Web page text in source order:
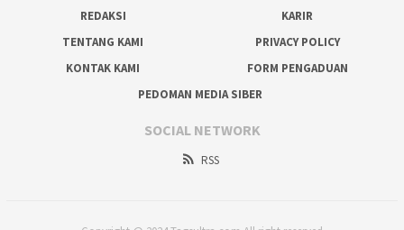
REDAKSI
KARIR
TENTANG KAMI
PRIVACY POLICY
KONTAK KAMI
FORM PENGADUAN
PEDOMAN MEDIA SIBER
SOCIAL NETWORK
RSS